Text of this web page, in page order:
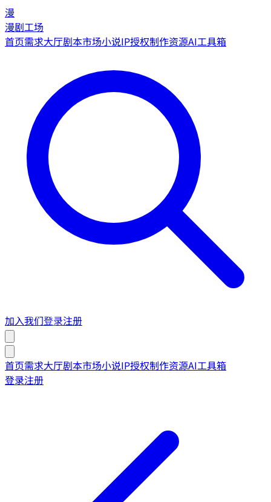
漫
漫剧工场
首页需求大厅剧本市场小说IP授权制作资源AI工具箱
加入我们登录注册
首页需求大厅剧本市场小说IP授权制作资源AI工具箱
登录注册